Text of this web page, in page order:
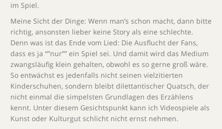
im Spiel.
Meine Sicht der Dinge: Wenn man’s schon macht, dann bitte
richtig, ansonsten lieber keine Story als eine schlechte.
Denn was ist das Ende vom Lied: Die Ausflucht der Fans,
dass es ja “”nur”” ein Spiel sei. Und damit wird das Medium
zwangsläufig klein gehalten, obwohl es so gerne groß wäre.
So entwächst es jedenfalls nicht seinen vielzitierten
Kinderschuhen, sondern bleibt dilettantischer Quatsch, der
nicht einmal die simpelsten Grundlagen des Erzählens
kennt. Unter diesem Gesichtspunkt kann ich Videospiele als
Kunst oder Kulturgut schlicht nicht ernst nehmen.